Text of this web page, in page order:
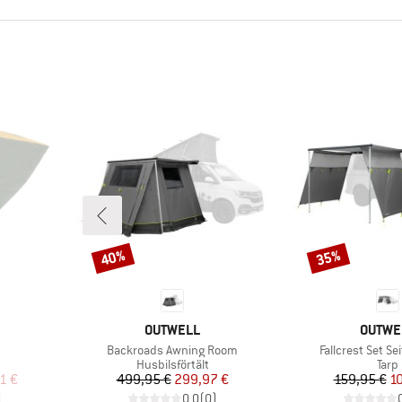
pris
€
VARUMÄRKE
OUTWELL
Produkter
Backroads Awning Room
Produktgrupp
Husbilsförtält
Pris
499,95 €Reducerat pris
299,97 €
0,0(0)
Rabatt
40%
Produkter
Fallcrest Set
Tarp
159,95 €
Rabatt
35%